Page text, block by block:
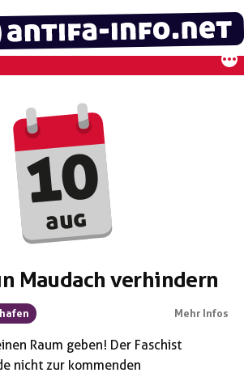
aug
10
Maudach verhindern
Mehr Infos
Raum geben! Der Faschist
nicht zur kommenden